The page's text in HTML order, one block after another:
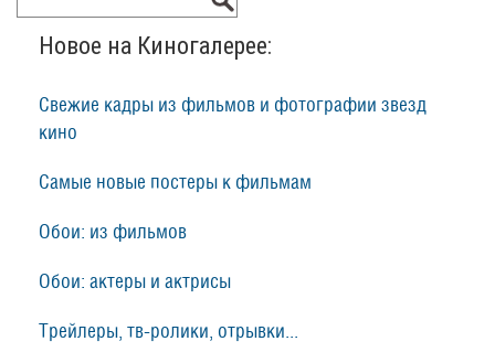
Новое на Киногалерее:
Свежие кадры из фильмов и фотографии звезд
кино
Самые новые постеры к фильмам
Обои: из фильмов
Обои: актеры и актрисы
Трейлеры, тв-ролики, отрывки...